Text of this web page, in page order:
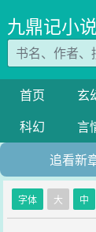
九鼎记小
首页 玄
科幻
言
追看新
字体 大 中